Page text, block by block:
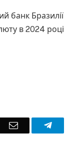
банк Бразилії
в 2024 році
Email